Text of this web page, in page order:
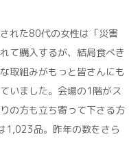
れた80代の女性は「災害
て購入するが、結局食べき
取組みがもっと皆さんにも
いました。会場の1階がス
の方も立ち寄って下さる方
1,023品。昨年の数をさら